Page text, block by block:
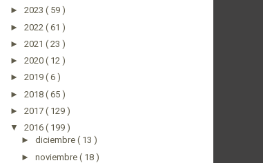
► 2023 ( 59 )
► 2022 ( 61 )
► 2021 ( 23 )
► 2020 ( 12 )
► 2019 ( 6 )
► 2018 ( 65 )
► 2017 ( 129 )
▼ 2016 ( 199 )
► diciembre ( 13 )
► noviembre ( 18 )